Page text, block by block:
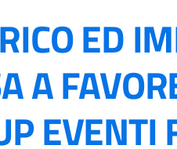
ED
A
EVENTI